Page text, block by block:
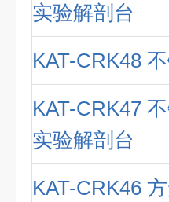
实验解剖台
KAT-CRK48
KAT-CRK47
实验解剖台
KAT-CRK46